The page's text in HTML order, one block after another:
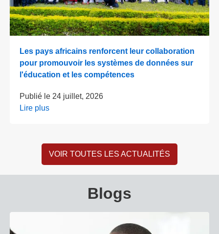
Les pays africains renforcent leur collaboration
pour promouvoir les systèmes de données sur
l'éducation et les compétences
Publié le 24 juillet, 2026
Lire plus
VOIR TOUTES LES ACTUALITÉS
Blogs